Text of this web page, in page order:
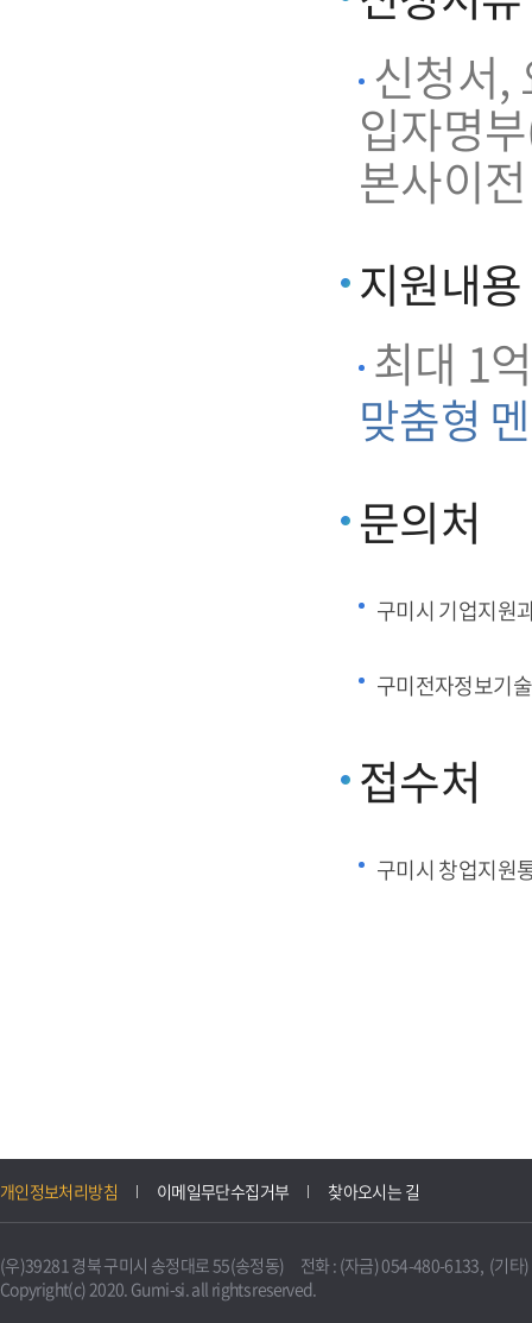
신청서,
입자명
본사이
지원내용
최대 1
맞춤형
문의처
구미시 기업지원
구미전자정보기
접수처
구미시 창업지원
개인정보처리방침 이메일무단수집거부 찾아오시는 길
(우)39281 경북 구미시 송정대로 55(송정동) 전화 : (자금) 054-480-6133, (기타
Copyright(c) 2020. Gumi-si. all rights reserved.